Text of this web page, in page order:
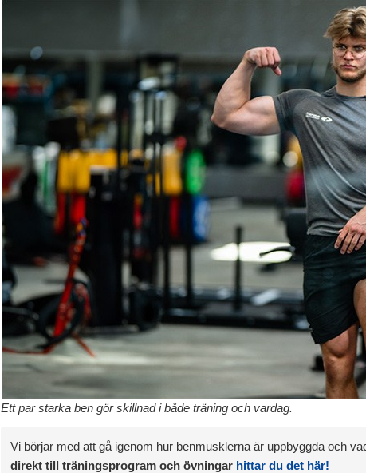
Ett par starka ben gör skillnad i både träning och vardag.
Vi börjar med att gå igenom hur benmusklerna är uppbyggda och
direkt till träningsprogram och övningar hittar du det här!